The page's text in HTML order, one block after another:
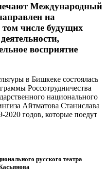
Международный
на
числе будущих
восприятие
в Бишкеке состоялась
Россотрудничества
национального
Айтматова Станислава
2020 годов, которые поедут
русского театра